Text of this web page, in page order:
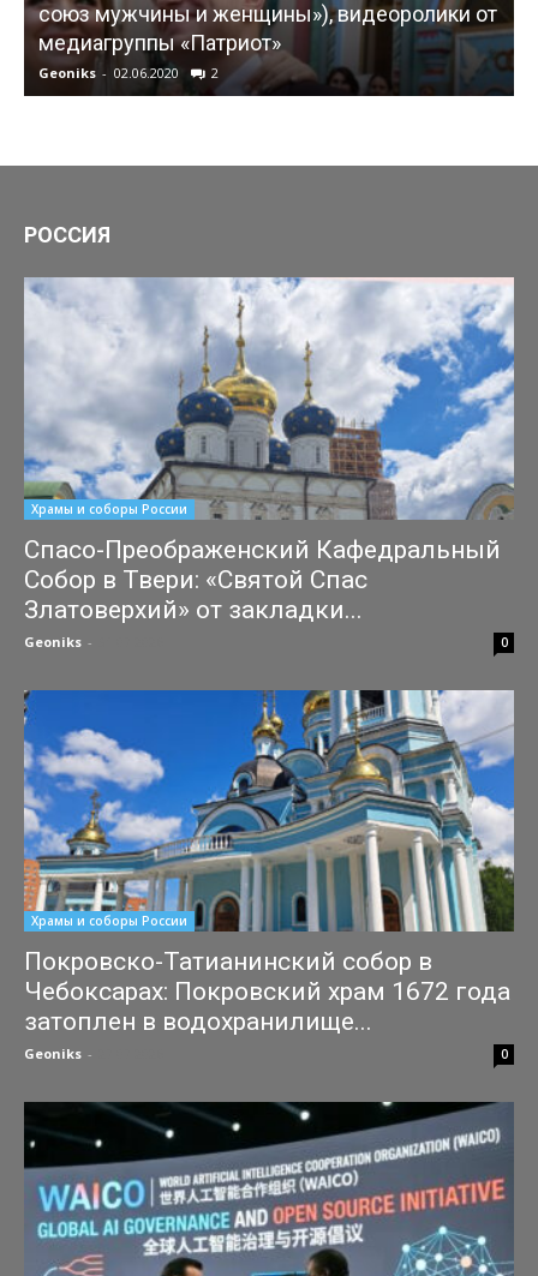
союз мужчины и женщины»), видеоролики от
медиагруппы «Патриот»
Geoniks - 02.06.2020 2
РОССИЯ
Храмы и соборы России
Спасо-Преображенский Кафедральный
Собор в Твери: «Святой Спас
Златоверхий» от закладки...
Geoniks - 0
Храмы и соборы России
Покровско-Татианинский собор в
Чебоксарах: Покровский храм 1672 года
затоплен в водохранилище...
Geoniks - 0